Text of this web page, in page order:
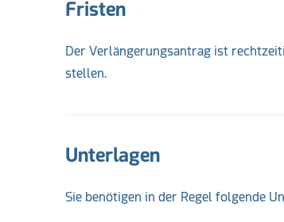
Fristen
Der Verlängerungsantrag ist
stellen.
Unterlagen
Sie benötigen in der Regel folgende